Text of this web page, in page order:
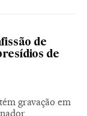
de
de
gravação em